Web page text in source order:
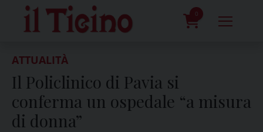
content
0
ATTUALITÀ
Il Policlinico di Pavia si
conferma un ospedale “a misura
di donna”